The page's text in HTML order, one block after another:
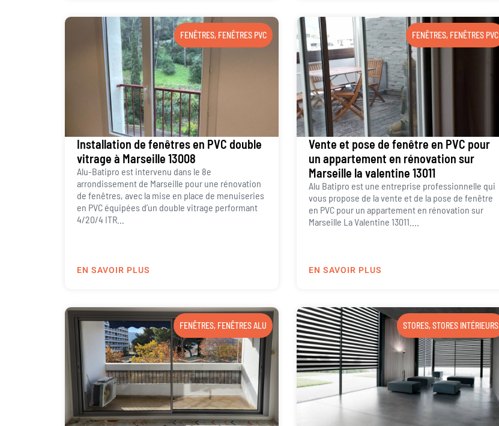
FENÊTRES, FENÊTRES PVC
Installation de fenêtres en PVC double
vitrage à Marseille 13008
Alu-Batipro est intervenu dans le 8e
arrondissement de Marseille pour une rénovation
de fenêtres, avec la mise en place de menuiseries
en PVC équipées d’un double vitrage performant
4/20/4 ITR...
EN SAVOIR PLUS
FENÊTRES, FENÊTRES PVC
Vente et pose de fenêtre en PVC pour
un appartement en rénovation sur
Marseille la valentine 13011
Alu Batipro est une entreprise professionnelle qui
vous propose de la vente et de la pose de fenêtre
en PVC pour un appartement en rénovation sur
Marseille La Valentine 13011....
EN SAVOIR PLUS
FENÊTRES, FENÊTRES ALU STORES,STORES INTÉRIEURS